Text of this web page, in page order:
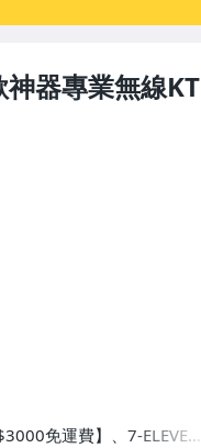
器專業無線KT
免運費】、7-ELEVEN